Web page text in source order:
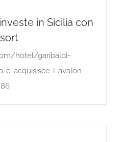
in Sicilia con
hotel/garibaldi-
e-acquisisce-l-avalon-